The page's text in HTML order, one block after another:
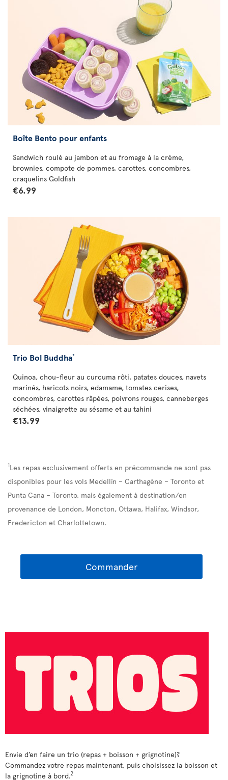
Boîte Bento pour enfants
Sandwich roulé au jambon et au fromage à la crème,
brownies, compote de pommes, carottes, concombres,
craquelins Goldfish
€6.99
Trio Bol Buddha*
Quinoa, chou-fleur au curcuma rôti, patates douces, navets
marinés, haricots noirs, edamame, tomates cerises,
concombres, carottes râpées, poivrons rouges, canneberges
séchées, vinaigrette au sésame et au tahini
€13.99
1Les repas exclusivement offerts en précommande ne sont pas
disponibles pour les vols Medellín – Carthagène – Toronto et
Punta Cana – Toronto, mais également à destination/en
provenance de London, Moncton, Ottawa, Halifax, Windsor,
Fredericton et Charlottetown.
Commander
Envie d’en faire un trio (repas + boisson + grignotine)?
Commandez votre repas maintenant, puis choisissez la boisson et
la grignotine à bord.2